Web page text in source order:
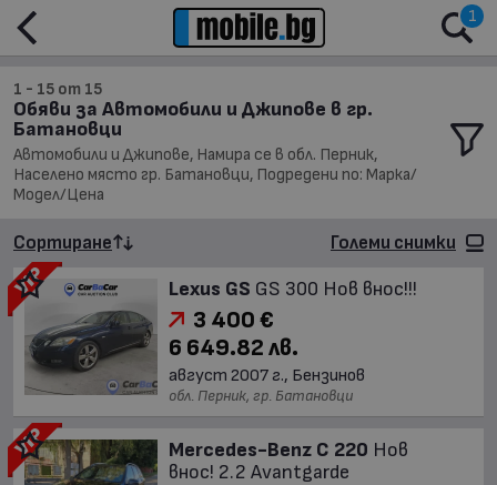
1
1 - 15 от 15
Обяви за Автомобили и Джипове в гр.
Батановци
Автомобили и Джипове, Намира се в обл. Перник,
Населено място гр. Батановци, Подредени по: Марка/
Модел/Цена
Сортиране Големи снимки
Lexus GS GS 300 Нов внос!!!
3 400 €
6 649.82 лв.
август 2007 г., Бензинов
обл. Перник, гр. Батановци
Mercedes-Benz C 220 Нов
внос! 2.2 Avantgarde